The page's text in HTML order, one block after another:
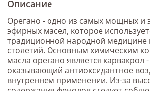
Описание
Орегано - одно из самых мощных и
эфирных масел, которое
традиционной народной медицине
столетий. Основным химическим
масла орегано является карвакрол
оказывающий антиоксидантное
внутреннем применении. Из-за